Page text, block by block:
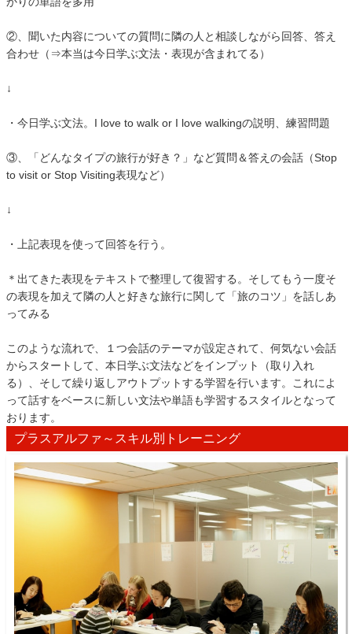
②、聞いた内容についての質問に隣の人と相談しながら回答、答え
合わせ（⇒本当は今日学ぶ文法・表現が含まれてる）
↓
・今日学ぶ文法。I love to walk or I love walkingの説明、練習問題
③、「どんなタイプの旅行が好き？」など質問＆答えの会話（Stop
to visit or Stop Visiting表現など）
↓
・上記表現を使って回答を行う。
＊出てきた表現をテキストで整理して復習する。そしてもう一度そ
の表現を加えて隣の人と好きな旅行に関して「旅のコツ」を話しあ
ってみる
このような流れで、１つ会話のテーマが設定されて、何気ない会話
からスタートして、本日学ぶ文法などをインプット（取り入れ
る）、そして繰り返しアウトプットする学習を行います。これによ
って話すをベースに新しい文法や単語も学習するスタイルとなって
おります。
プラスアルファ～スキル別トレーニング